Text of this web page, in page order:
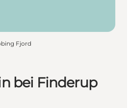
bei Finderup
Fjord